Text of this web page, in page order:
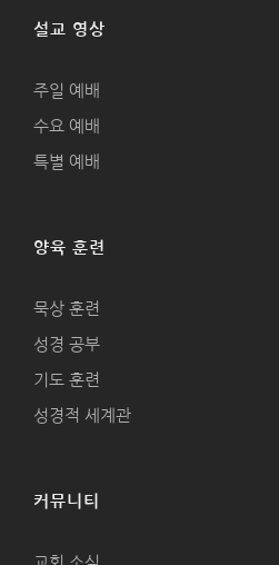
설교 영상
주일 예배
수요 예배
특별 예배
양육 훈련
묵상 훈련
성경 공부
기도 훈련
성경적 세계관
커뮤니티